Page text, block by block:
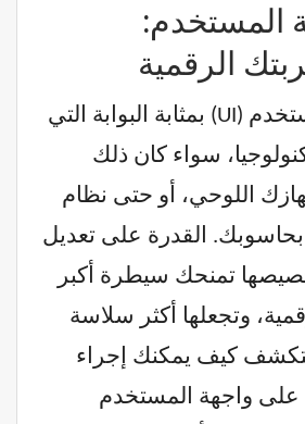
المستخدم:
الرقمية
تعتبر واجهة المستخدم (UI) بمثابة البوابة التي
سواء كان ذلك
اللوحي، أو حتى نظام
القدرة على تعديل
تمنحك سيطرة أكبر
وتجعلها أكثر سلاسة
كيف يمكنك إجراء
على واجهة المستخدم